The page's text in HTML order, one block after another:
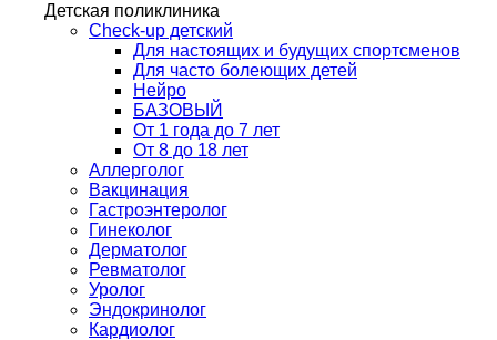
Детская поликлиника
Check-up детский
Для настоящих и будущих спортсменов
Для часто болеющих детей
Нейро
БАЗОВЫЙ
От 1 года до 7 лет
От 8 до 18 лет
Аллерголог
Вакцинация
Гастроэнтеролог
Гинеколог
Дерматолог
Ревматолог
Уролог
Эндокринолог
Кардиолог